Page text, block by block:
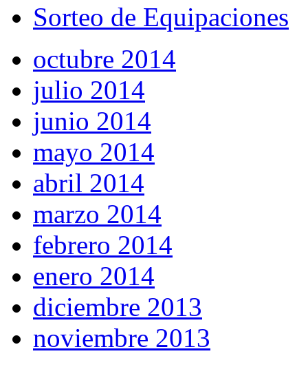
Sorteo de Equipaciones
octubre 2014
julio 2014
junio 2014
mayo 2014
abril 2014
marzo 2014
febrero 2014
enero 2014
diciembre 2013
noviembre 2013